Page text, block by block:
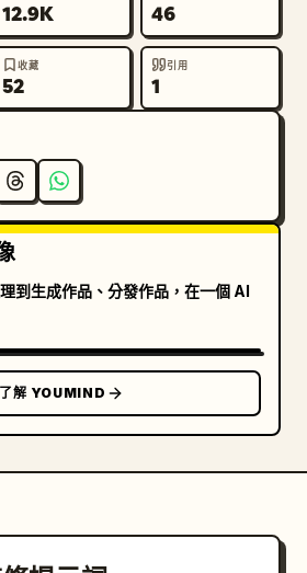
12.9K 46
收藏
52
引用
1
到生成作品、分發作品，在一個 AI
了解 YOUMIND